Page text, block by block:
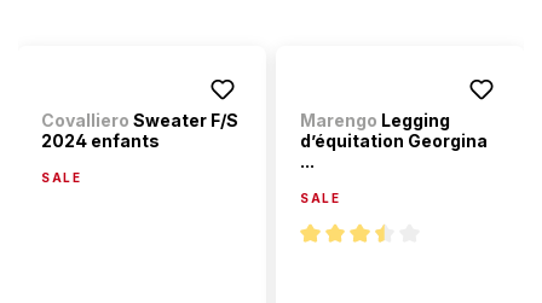
Covalliero Sweater F/S
2024 enfants
SALE
Marengo Legging
d’équitation Georgina
...
SALE